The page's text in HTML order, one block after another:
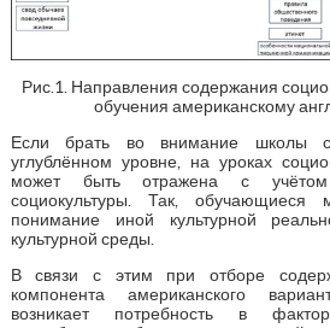
Рис.1. Направления содержания
обучения американскому
Если брать во внимание школы
углублённом уровне, на уроках
может быть отражена с учётом
социокультуры. Так, обучающиеся
понимание иной культурной
культурной среды.
В связи с этим при отборе
компонента американского
возникает потребность в